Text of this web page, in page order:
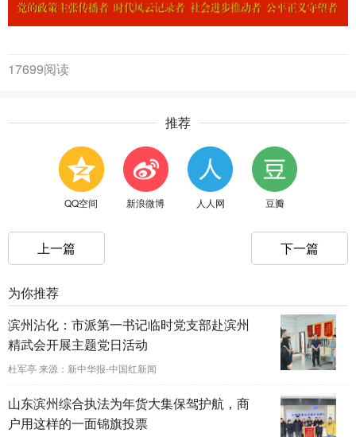
17699阅读
推荐
QQ空间 新浪微博 人人网 豆瓣
上一篇 下一篇
为你推荐
滨州沾化：市派第一书记临时党支部赴滨州
精武会开展主题党日活动
杜军亭 来源：新中华报-中国红新闻
山东滨州综合执法为年货大集保驾护航，商
户用这样的一面锦旗投票